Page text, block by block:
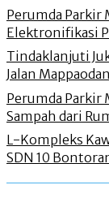
Perumda Parkir
Elektronifikasi
Tindaklanjuti
Jalan
Perumda Parkir
Sampah dari
L-Kompleks
SDN 10